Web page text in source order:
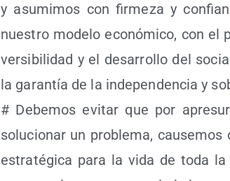
y asu­mi­mos con fir­me­za y
nues­tro mode­lo eco­nó­mi­co, con
ver­si­bi­li­dad y el desa­rro­llo del
la garan­tía de la inde­pen­den­cia y
# Debe­mos evi­tar que por
solu­cio­nar un pro­ble­ma,
estra­té­gi­ca para la vida de toda